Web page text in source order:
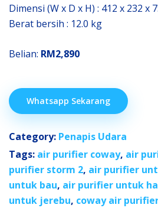
Dimensi (W x D x H) : 412 x 232 x
Berat bersih : 12.0 kg
Belian: RM2,890
Whatsapp Sekarang
Category: Penapis Udara
Tags: air purifier coway, air
purifier storm 2, air purifier
untuk bau, air purifier untuk
untuk jerebu, coway air